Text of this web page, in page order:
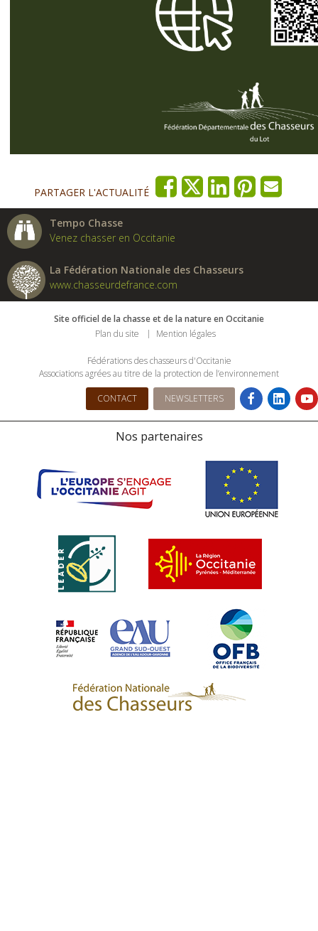
PARTAGER L'ACTUALITÉ
Tempo Chasse
Venez chasser en Occitanie
La Fédération Nationale des Chasseurs
www.chasseurdefrance.com
Site officiel de la chasse et de la nature en Occitanie
Plan du site
Mention légales
Fédérations des chasseurs d'Occitanie
Associations agrées au titre de la protection de l’environnement
CONTACT NEWSLETTERS
Nos partenaires